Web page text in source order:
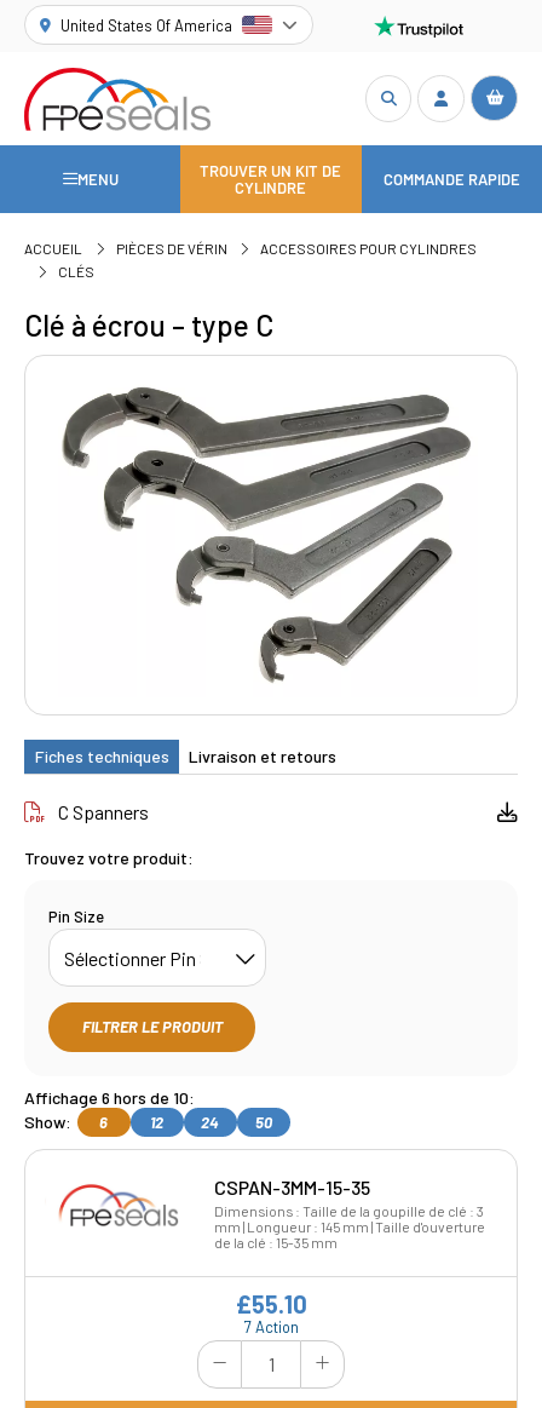
United States Of America
MENU
TROUVER UN KIT DE
CYLINDRE
COMMANDE RAPIDE
ACCUEIL PIÈCES DE VÉRIN
ACCESSOIRES POUR CYLINDRES
CLÉS
Clé à écrou – type C
Fiches techniques Livraison et retours
C Spanners
Trouvez votre produit:
Pin Size
FILTRER LE PRODUIT
Affichage 6 hors de 10:
Show:
6 12 24 50
CSPAN-3MM-15-35
Dimensions : Taille de la goupille de clé : 3
mm | Longueur : 145 mm | Taille d'ouverture
de la clé : 15-35 mm
7 Action
£55.10